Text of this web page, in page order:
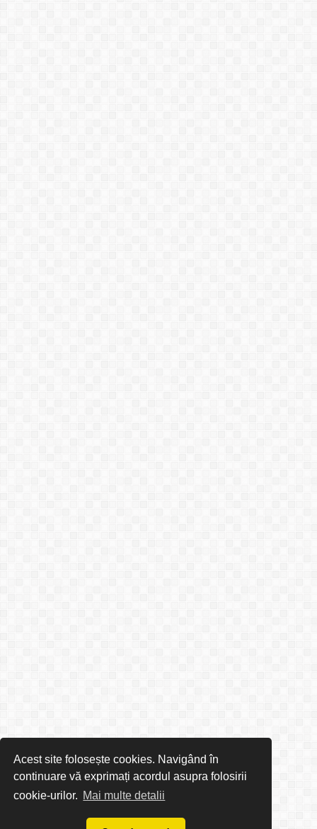
Acest site folosește cookies. Navigând în
continuare vă exprimați acordul asupra folosirii
cookie-urilor. Mai multe detalii